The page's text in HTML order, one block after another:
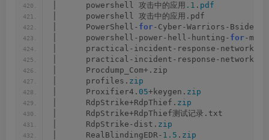
│      powershell 攻击中的应用 .1 . pdf
│      powershell 攻击中的应用.pdf
│      PowerShell- for-Cyber-Warriors-Bsides-
│      powershell-power-hell-hunting- for-
│      practical-incident-response-network-
│      practical-incident-response-network-
│      Procdump_Com+.zip
│      profiles. zip
│      Proxifier4. 05+keygen. zip
│      RdpStrike+RdpThief. zip
│      RdpStrike+RdpThief测试记录.txt
│      RdpStrike-dist. zip
│      RealBlindingEDR- 1.5 . zip